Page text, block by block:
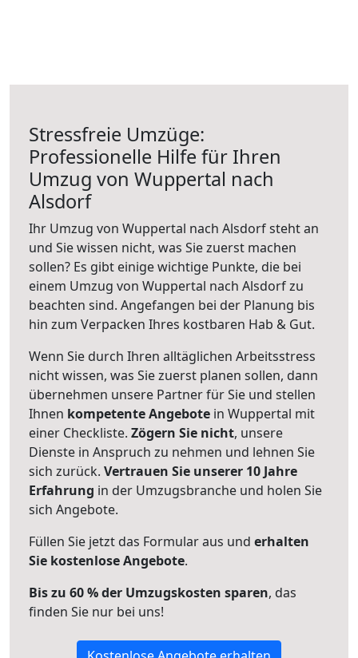
Stressfreie Umzüge:
Professionelle Hilfe für Ihren
Umzug von Wuppertal nach
Alsdorf
Ihr Umzug von Wuppertal nach Alsdorf steht an
und Sie wissen nicht, was Sie zuerst machen
sollen? Es gibt einige wichtige Punkte, die bei
einem Umzug von Wuppertal nach Alsdorf zu
beachten sind. Angefangen bei der Planung bis
hin zum Verpacken Ihres kostbaren Hab & Gut.
Wenn Sie durch Ihren alltäglichen Arbeitsstress
nicht wissen, was Sie zuerst planen sollen, dann
übernehmen unsere Partner für Sie und stellen
Ihnen kompetente Angebote in Wuppertal mit
einer Checkliste. Zögern Sie nicht, unsere
Dienste in Anspruch zu nehmen und lehnen Sie
sich zurück. Vertrauen Sie unserer 10 Jahre
Erfahrung in der Umzugsbranche und holen Sie
sich Angebote.
Füllen Sie jetzt das Formular aus und erhalten
Sie kostenlose Angebote.
Bis zu 60 % der Umzugskosten sparen, das
finden Sie nur bei uns!